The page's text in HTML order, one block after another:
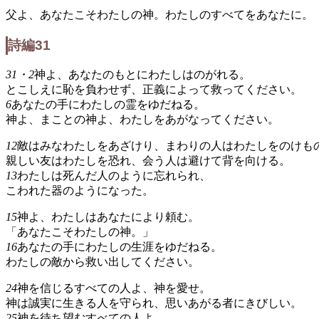
父よ、あなたこそわたしの神。わたしのすべてをあなたに。
詩編31
31・2神よ、あなたのもとにわたしはのがれる。
とこしえに恥を負わせず、正義によって救ってください。
6あなたの手にわたしの霊をゆだねる。
神よ、まことの神よ、わたしをあがなってください。
12敵はみなわたしをあざけり、まわりの人はわたしをのけも
親しい友はわたしを恐れ、会う人は避けて背を向ける。
13わたしは死んだ人のように忘れられ、
こわれた器のようになった。
15神よ、わたしはあなたにより頼む。
「あなたこそわたしの神。」
16あなたの手にわたしの生涯をゆだねる。
わたしの敵から救い出してください。
24神を信じるすべての人よ、神を愛せ。
神は誠実に生きる人を守られ、思いあがる者にきびしい。